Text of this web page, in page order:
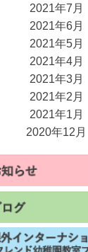
2021年7月
2021年6月
2021年5月
2021年4月
2021年3月
2021年2月
2021年1月
2020年12月